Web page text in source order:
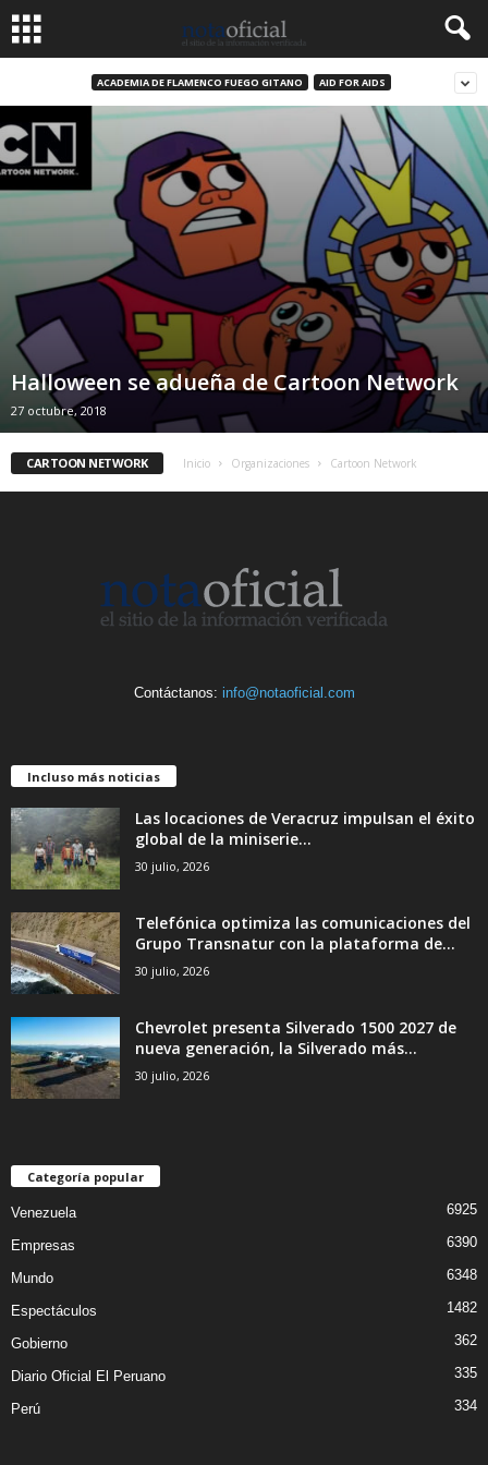
ACADEMIA DE FLAMENCO FUEGO GITANO AID FOR AIDS
Halloween se adueña de Cartoon Network
27 octubre, 2018
CARTOON NETWORK Inicio Organizaciones Cartoon Network
Contáctanos: info@notaoficial.com
Incluso más noticias
Las locaciones de Veracruz impulsan el éxito
global de la miniserie...
30 julio, 2026
Telefónica optimiza las comunicaciones del
Grupo Transnatur con la plataforma de...
30 julio, 2026
Chevrolet presenta Silverado 1500 2027 de
nueva generación, la Silverado más...
30 julio, 2026
Categoría popular
Venezuela 6925
Empresas 6390
Mundo 6348
Espectáculos 1482
Gobierno 362
Diario Oficial El Peruano 335
Perú 334